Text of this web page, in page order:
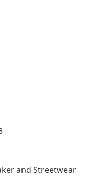
and Streetwear